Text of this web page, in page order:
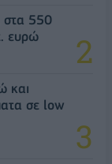
στα 550
ευρώ
και
σε low